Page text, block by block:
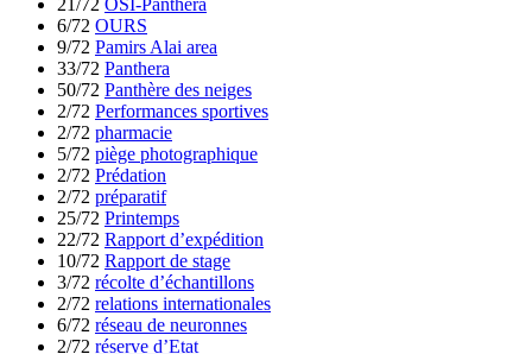
6/72 OURS
9/72 Pamirs Alai area
33/72 Panthera
50/72 Panthère des neiges
2/72 Performances sportives
2/72 pharmacie
5/72 piège photographique
2/72 Prédation
2/72 préparatif
25/72 Printemps
22/72 Rapport d’expédition
10/72 Rapport de stage
3/72 récolte d’échantillons
2/72 relations internationales
6/72 réseau de neuronnes
2/72 réserve d’Etat